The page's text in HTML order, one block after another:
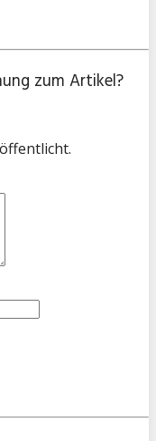
zum Artikel?